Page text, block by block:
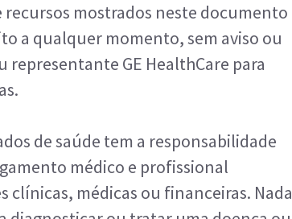
recursos mostrados neste documento
a qualquer momento, sem aviso ou
GE HealthCare para
de saúde tem a responsabilidade
médico e profissional
clínicas, médicas ou financeiras. Nada